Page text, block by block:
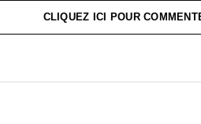
CLIQUEZ ICI POUR